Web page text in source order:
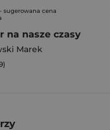
- sugerowana cena
na nasze czasy
Marek